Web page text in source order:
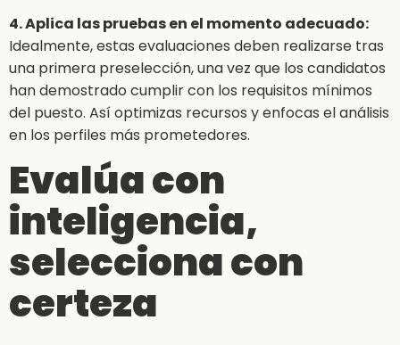
4. Aplica las pruebas en el momento adecuado:
Idealmente, estas evaluaciones deben realizarse tras
una primera preselección, una vez que los candidatos
han demostrado cumplir con los requisitos mínimos
del puesto. Así optimizas recursos y enfocas el análisis
en los perfiles más prometedores.
Evalúa con
inteligencia,
selecciona con
certeza